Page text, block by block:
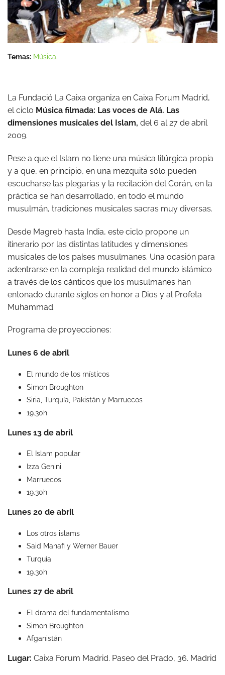
Temas: Música.
La Fundació La Caixa organiza en Caixa Forum Madrid,
el ciclo Música filmada: Las voces de Alá. Las
dimensiones musicales del Islam, del 6 al 27 de abril
2009.
Pese a que el Islam no tiene una música litúrgica propia
y a que, en principio, en una mezquita sólo pueden
escucharse las plegarias y la recitación del Corán, en la
práctica se han desarrollado, en todo el mundo
musulmán, tradiciones musicales sacras muy diversas.
Desde Magreb hasta India, este ciclo propone un
itinerario por las distintas latitudes y dimensiones
musicales de los países musulmanes. Una ocasión para
adentrarse en la compleja realidad del mundo islámico
a través de los cánticos que los musulmanes han
entonado durante siglos en honor a Dios y al Profeta
Muhammad.
Programa de proyecciones:
Lunes 6 de abril
El mundo de los místicos
Simon Broughton
Siria, Turquía, Pakistán y Marruecos
19.30h
Lunes 13 de abril
El Islam popular
Izza Genini
Marruecos
19.30h
Lunes 20 de abril
Los otros islams
Said Manafi y Werner Bauer
Turquía
19.30h
Lunes 27 de abril
El drama del fundamentalismo
Simon Broughton
Afganistán
Lugar: Caixa Forum Madrid. Paseo del Prado, 36. Madrid